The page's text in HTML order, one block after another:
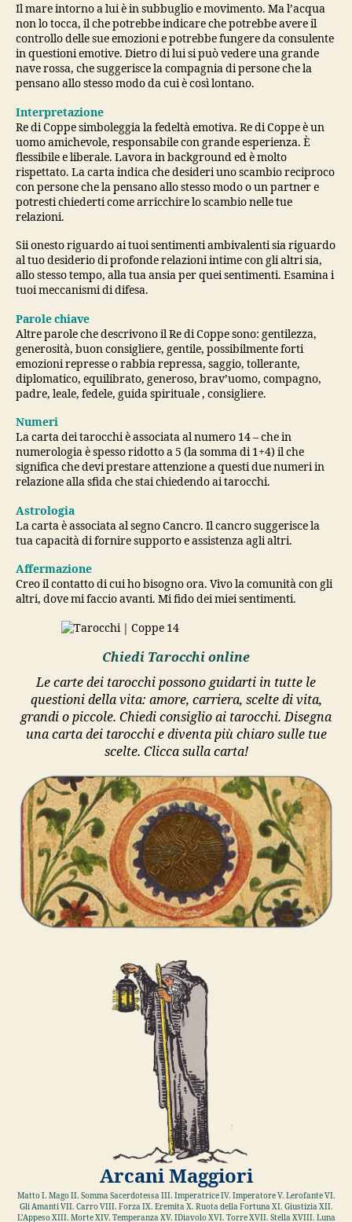
Il mare intorno a lui è in subbuglio e movimento. Ma l’acqua
non lo tocca, il che potrebbe indicare che potrebbe avere il
controllo delle sue emozioni e potrebbe fungere da consulente
in questioni emotive. Dietro di lui si può vedere una grande
nave rossa, che suggerisce la compagnia di persone che la
pensano allo stesso modo da cui è così lontano.
Interpretazione
Re di Coppe simboleggia la fedeltà emotiva. Re di Coppe è un
uomo amichevole, responsabile con grande esperienza. È
flessibile e liberale. Lavora in background ed è molto
rispettato. La carta indica che desideri uno scambio reciproco
con persone che la pensano allo stesso modo o un partner e
potresti chiederti come arricchire lo scambio nelle tue
relazioni.
Sii onesto riguardo ai tuoi sentimenti ambivalenti sia riguardo
al tuo desiderio di profonde relazioni intime con gli altri sia,
allo stesso tempo, alla tua ansia per quei sentimenti. Esamina i
tuoi meccanismi di difesa.
Parole chiave
Altre parole che descrivono il Re di Coppe sono: gentilezza,
generosità, buon consigliere, gentile, possibilmente forti
emozioni represse o rabbia repressa, saggio, tollerante,
diplomatico, equilibrato, generoso, brav’uomo, compagno,
padre, leale, fedele, guida spirituale , consigliere.
Numeri
La carta dei tarocchi è associata al numero 14 – che in
numerologia è spesso ridotto a 5 (la somma di 1+4) il che
significa che devi prestare attenzione a questi due numeri in
relazione alla sfida che stai chiedendo ai tarocchi.
Astrologia
La carta è associata al segno Cancro. Il cancro suggerisce la
tua capacità di fornire supporto e assistenza agli altri.
Affermazione
Creo il contatto di cui ho bisogno ora. Vivo la comunità con gli
altri, dove mi faccio avanti. Mi fido dei miei sentimenti.
Chiedi Tarocchi online
Le carte dei tarocchi possono guidarti in tutte le
questioni della vita: amore, carriera, scelte di vita,
grandi o piccole. Chiedi consiglio ai tarocchi. Disegna
una carta dei tarocchi e diventa più chiaro sulle tue
scelte. Clicca sulla carta!
Arcani Maggiori
Matto I. Mago II. Somma Sacerdotessa III. Imperatrice IV. Imperatore V. Lerofante VI.
Gli Amanti VII. Carro VIII. Forza IX. Eremita X. Ruota della Fortuna XI. Giustizia XII.
L’Appeso XIII. Morte XIV. Temperanza XV. IDiavolo XVI. Torre XVII. Stella XVIII. Luna